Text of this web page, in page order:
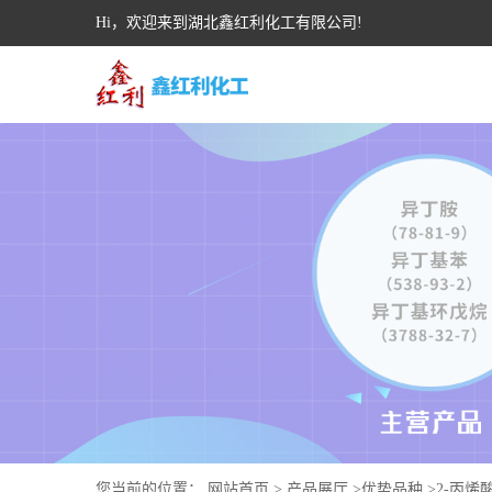
Hi，欢迎来到湖北鑫红利化工有限公司!